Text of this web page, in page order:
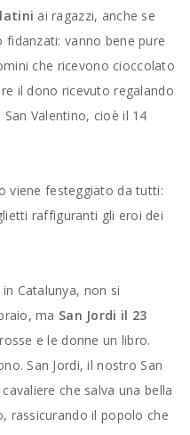
ai ragazzi, anche se
vanno bene pure
che ricevono cioccolato
il dono ricevuto regalando
Valentino, cioè il 14
viene festeggiato da tutti:
raffiguranti gli eroi dei
Catalunya, non si
ma San Jordi il 23
e le donne un libro.
San Jordi, il nostro San
che salva una bella
rassicurando il popolo che